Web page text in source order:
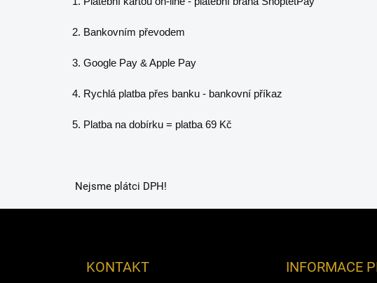
2. Bankovním převodem
3. Google Pay & Apple Pay
4. Rychlá platba přes banku - bankovní příkaz
5. Platba na dobírku = platba 69 Kč
Nejsme plátci DPH!
KONTAKT INFORMACE